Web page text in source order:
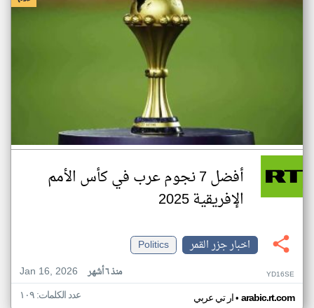
أفضل 7 نجوم عرب في كأس الأمم
الإفريقية 2025
اخبار جزر القمر
Politics
Jan 16, 2026
منذ ٦ أشهر YD16SE
ار تي عربي• arabic.rt.com عدد الكلمات: ١٠٩